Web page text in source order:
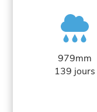
979mm
139 jours